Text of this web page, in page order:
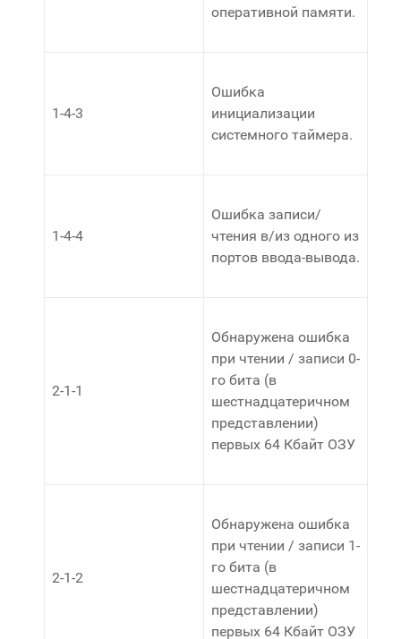
оперативной памяти.
1-4-3
Ошибка
инициализации
системного таймера.
1-4-4
Ошибка записи/
чтения в/из одного из
портов ввода-вывода.
2-1-1
Обнаружена ошибка
при чтении / записи 0-
го бита (в
шестнадцатеричном
представлении)
первых 64 Кбайт ОЗУ
2-1-2
Обнаружена ошибка
при чтении / записи 1-
го бита (в
шестнадцатеричном
представлении)
первых 64 Кбайт ОЗУ